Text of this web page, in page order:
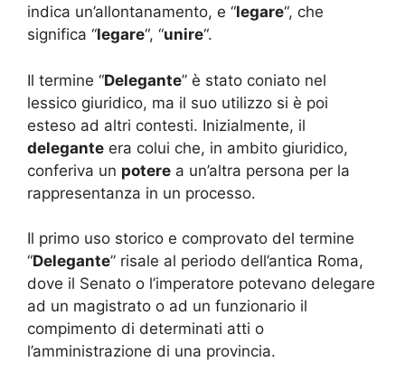
indica un’allontanamento, e “legare“, che
significa “legare“, “unire“.
Il termine “Delegante” è stato coniato nel
lessico giuridico, ma il suo utilizzo si è poi
esteso ad altri contesti. Inizialmente, il
delegante era colui che, in ambito giuridico,
conferiva un potere a un’altra persona per la
rappresentanza in un processo.
Il primo uso storico e comprovato del termine
“Delegante” risale al periodo dell’antica Roma,
dove il Senato o l’imperatore potevano delegare
ad un magistrato o ad un funzionario il
compimento di determinati atti o
l’amministrazione di una provincia.